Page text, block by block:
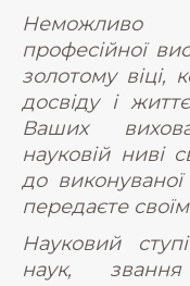
Неможливо
професійної
золотому віці,
досвіду і
Ваших
науковій ниві
до
передаєте
Науковий
наук,